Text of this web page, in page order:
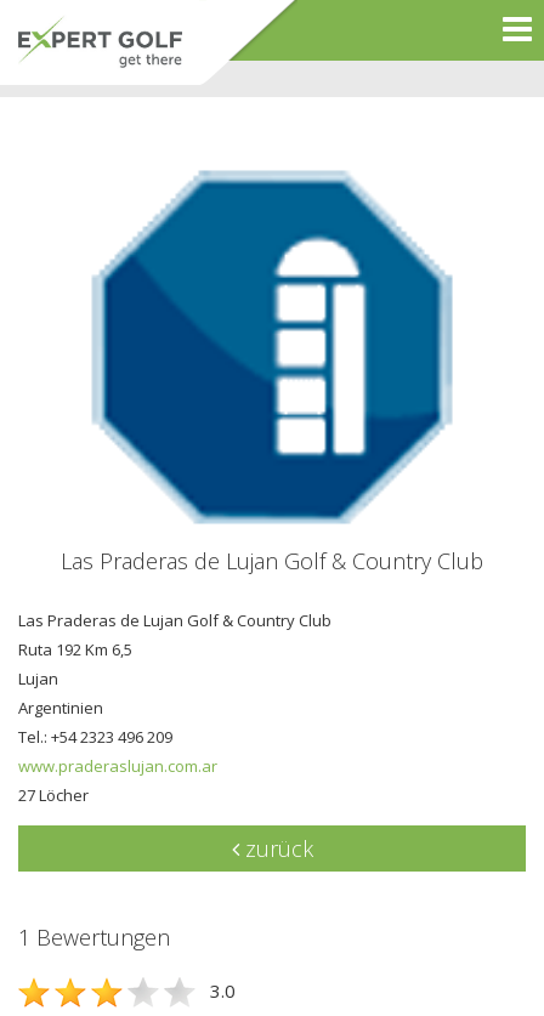
Las Praderas de Lujan Golf & Country Club
Las Praderas de Lujan Golf & Country Club
Ruta 192 Km 6,5
Lujan
Argentinien
Tel.: +54 2323 496 209
www.praderaslujan.com.ar
27 Löcher
zurück
1 Bewertungen
3.0